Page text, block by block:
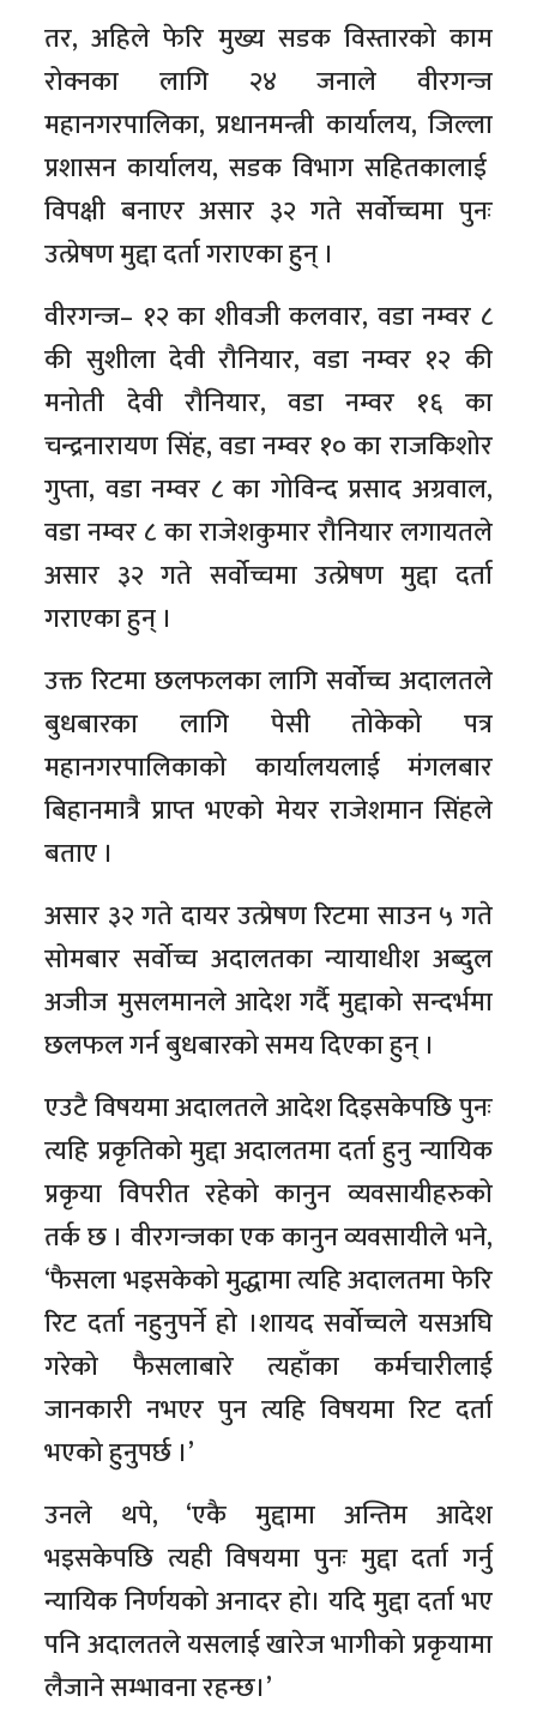
तर, अहिले फेरि मुख्य सडक विस्तारको काम
रोक्नका लागि २४ जनाले वीरगन्ज
महानगरपालिका, प्रधानमन्त्री कार्यालय, जिल्ला
प्रशासन कार्यालय, सडक विभाग सहितकालाई
विपक्षी बनाएर असार ३२ गते सर्वोच्चमा पुनः
उत्प्रेषण मुद्दा दर्ता गराएका हुन् ।
वीरगन्ज– १२ का शीवजी कलवार, वडा नम्वर ८
की सुशीला देवी रौनियार, वडा नम्वर १२ की
मनोती देवी रौनियार, वडा नम्वर १६ का
चन्द्रनारायण सिंह, वडा नम्वर १० का राजकिशोर
गुप्ता, वडा नम्वर ८ का गोविन्द प्रसाद अग्रवाल,
वडा नम्वर ८ का राजेशकुमार रौनियार लगायतले
असार ३२ गते सर्वोच्चमा उत्प्रेषण मुद्दा दर्ता
गराएका हुन् ।
उक्त रिटमा छलफलका लागि सर्वोच्च अदालतले
बुधबारका लागि पेसी तोकेको पत्र
महानगरपालिकाको कार्यालयलाई मंगलबार
बिहानमात्रै प्राप्त भएको मेयर राजेशमान सिंहले
बताए ।
असार ३२ गते दायर उत्प्रेषण रिटमा साउन ५ गते
सोमबार सर्वोच्च अदालतका न्यायाधीश अब्दुल
अजीज मुसलमानले आदेश गर्दै मुद्दाको सन्दर्भमा
छलफल गर्न बुधबारको समय दिएका हुन् ।
एउटै विषयमा अदालतले आदेश दिइसकेपछि पुनः
त्यहि प्रकृतिको मुद्दा अदालतमा दर्ता हुनु न्यायिक
प्रकृया विपरीत रहेको कानुन व्यवसायीहरुको
तर्क छ । वीरगन्जका एक कानुन व्यवसायीले भने,
‘फैसला भइसकेको मुद्धामा त्यहि अदालतमा फेरि
रिट दर्ता नहुनुपर्ने हो ।शायद सर्वोच्चले यसअघि
गरेको फैसलाबारे त्यहाँका कर्मचारीलाई
जानकारी नभएर पुन त्यहि विषयमा रिट दर्ता
भएको हुनुपर्छ ।’
उनले थपे, ‘एकै मुद्दामा अन्तिम आदेश
भइसकेपछि त्यही विषयमा पुनः मुद्दा दर्ता गर्नु
न्यायिक निर्णयको अनादर हो। यदि मुद्दा दर्ता भए
पनि अदालतले यसलाई खारेज भागीको प्रकृयामा
लैजाने सम्भावना रहन्छ।’